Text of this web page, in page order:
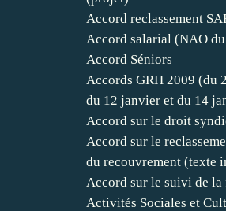
Accord reclassement
Accord salarial (NAO
Accord Séniors
Accords GRH 2009 (du
du 12 janvier et du 14
Accord sur le droit
Accord sur le
du recouvrement (texte
Accord sur le suivi de
Activités Sociales et